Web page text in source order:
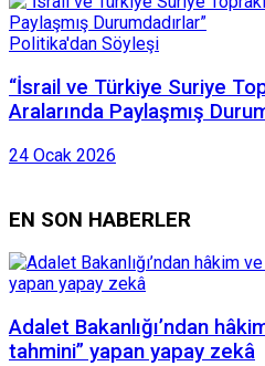
Politika'dan Söyleşi
“İsrail ve Türkiye Suriye
Aralarında Paylaşmış
24 Ocak 2026
EN SON HABERLER
Adalet Bakanlığı’ndan
tahmini” yapan yapay zekâ